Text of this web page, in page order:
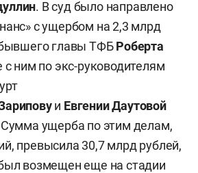
. В суд было направлено
с ущербом на 2,3 млрд
главы ТФБРоберта
с ним по экс-руководителям
и Евгении Даутовой
Сумма ущерба по этим делам,
превысила 30,7 млрд рублей,
возмещен еще на стадии